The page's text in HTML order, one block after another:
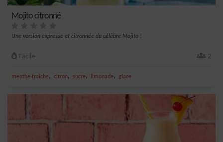
Mojito citronné
Une version expresse et citronnée du célèbre Mojito !
Facile 2
menthe fraîche, citron, sucre, limonade, glace